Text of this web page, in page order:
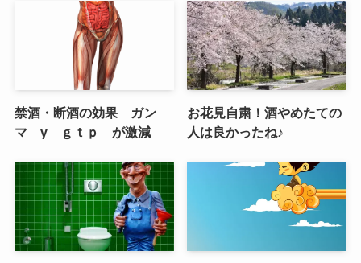
禁酒・断酒の効果 ガン
マ γ ｇｔｐ が激減
お花見自粛！酒やめたての
人は良かったね♪